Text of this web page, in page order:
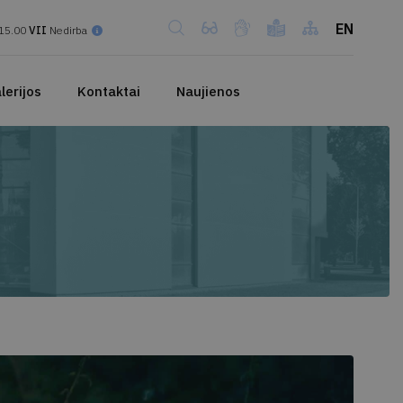
VII Nedirba EN
Kontaktai Naujienos